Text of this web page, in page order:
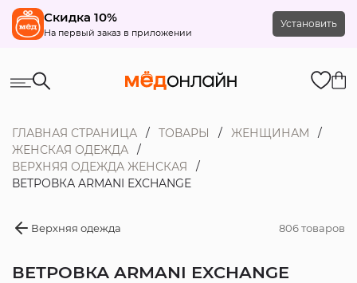
Скидка 10%
На первый заказ в приложении
Установить
ГЛАВНАЯ СТРАНИЦА ТОВАРЫ
ЖЕНЩИНАМ
ЖЕНСКАЯ ОДЕЖДА
ВЕРХНЯЯ ОДЕЖДА ЖЕНСКАЯ
ВЕТРОВКА ARMANI EXCHANGE
Верхняя одежда 806 товаров
ВЕТРОВКА ARMANI EXCHANGE